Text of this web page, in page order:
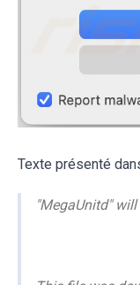
Texte présenté
"MegaUnitd"